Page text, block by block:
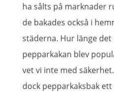
ha sålts på marknader
de bakades också i
städerna. Hur länge
pepparkakan blev
vet vi inte med
dock pepparkaksbak